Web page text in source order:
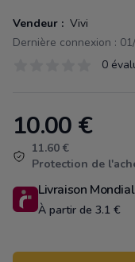
Vendeur : Vivi
Dernière connexion :
0
Product information
10.00 €
11.60 €
Protection de
Livraison
À partir de 3.1 €